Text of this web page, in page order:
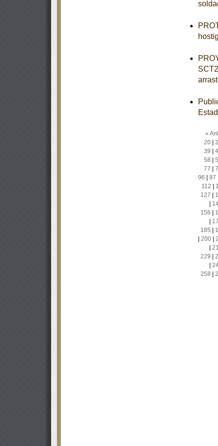
«
20|
39
58
77
96
97
112
127
156
185
200|
229
258